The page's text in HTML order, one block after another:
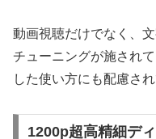
動画視聴だけでなく、
チューニングが施され
した使い方にも配慮され
1200p超高精細デ